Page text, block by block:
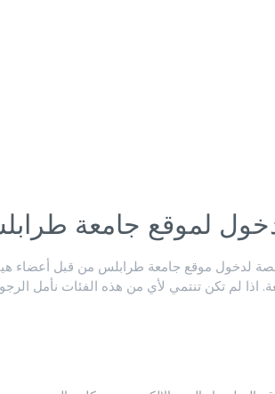
لموقع جامعة
لدخول موقع جامعة طرابلس من قبل أعضاء
اذا لم تكن تنتمي لأي من هذه الفئات نأمل